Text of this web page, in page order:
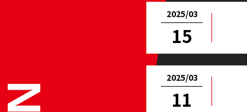
2025/03
15
2025/03
11